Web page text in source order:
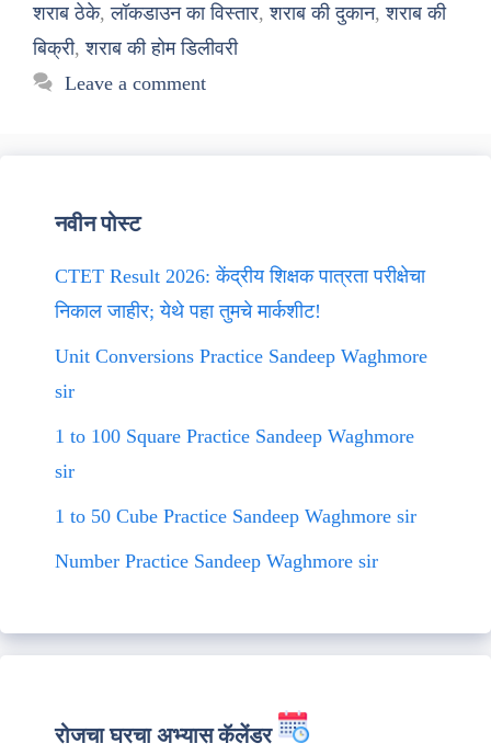
शराब ठेके,लॉकडाउन का विस्तार,शराब की दुकान,शराब की
बिक्री,शराब की होम डिलीवरी
Leave a comment
नवीन पोस्ट
CTET Result 2026: केंद्रीय शिक्षक पात्रता परीक्षेचा
निकाल जाहीर; येथे पहा तुमचे मार्कशीट!
Unit Conversions Practice Sandeep Waghmore
sir
1 to 100 Square Practice Sandeep Waghmore
sir
1 to 50 Cube Practice Sandeep Waghmore sir
Number Practice Sandeep Waghmore sir
रोजचा घरचा अभ्यास कॅलेंडर